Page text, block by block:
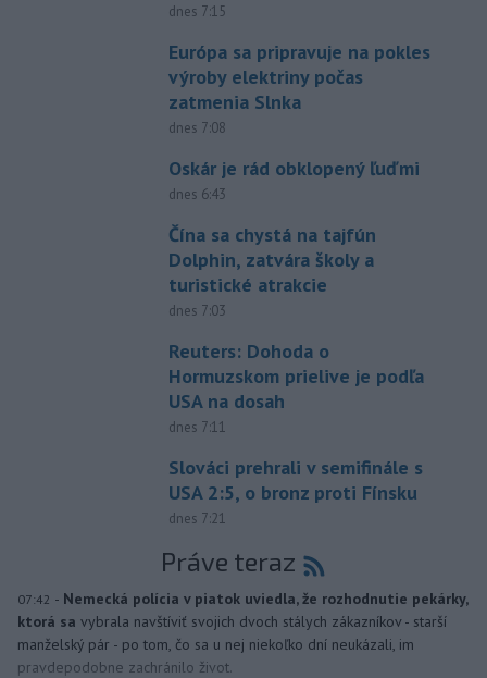
dnes 7:15
Európa sa pripravuje na pokles
výroby elektriny počas
zatmenia Slnka
dnes 7:08
Oskár je rád obklopený ľuďmi
dnes 6:43
Čína sa chystá na tajfún
Dolphin, zatvára školy a
turistické atrakcie
dnes 7:03
Reuters: Dohoda o
Hormuzskom prielive je podľa
USA na dosah
dnes 7:11
Slováci prehrali v semifinále s
USA 2:5, o bronz proti Fínsku
dnes 7:21
Práve teraz
07:42 - Nemecká polícia v piatok uviedla, že rozhodnutie pekárky,
ktorá sa vybrala navštíviť svojich dvoch stálych zákazníkov - starší
manželský pár - po tom, čo sa u nej niekoľko dní neukázali, im
pravdepodobne zachránilo život.